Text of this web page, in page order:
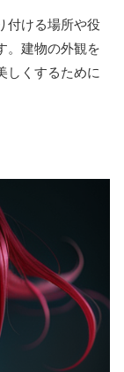
付ける場所や役
。建物の外観を
しくするために